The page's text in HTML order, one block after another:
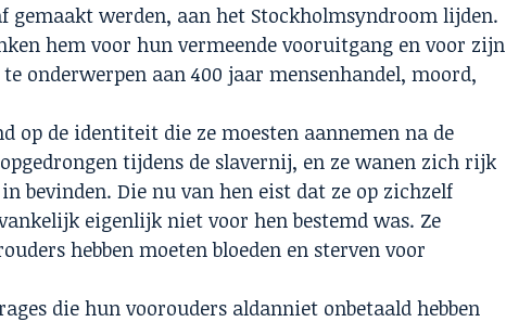
gemaakt werden, aan het Stockholmsyndroom lijden.
hem voor hun vermeende vooruitgang en voor zijn
onderwerpen aan 400 jaar mensenhandel, moord,
op de identiteit die ze moesten aannemen na de
tijdens de slavernij, en ze wanen zich rijk
bevinden. Die nu van hen eist dat ze op zichzelf
eigenlijk niet voor hen bestemd was. Ze
hebben moeten bloeden en sterven voor
die hun voorouders aldanniet onbetaald hebben